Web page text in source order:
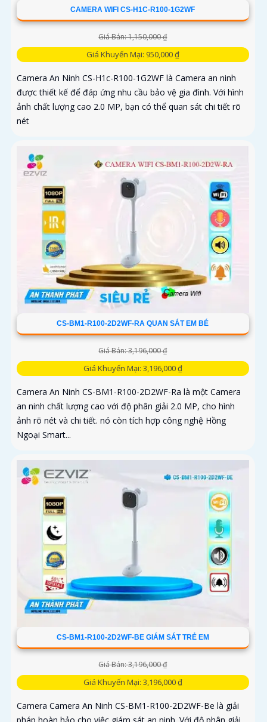
CAMERA WIFI CS-H1C-R100-1G2WF
Giá Bán: 1,150,000 ₫
Giá Khuyến Mại: 950,000 ₫
Camera An Ninh CS-H1c-R100-1G2WF là Camera an ninh
được thiết kế để đáp ứng nhu cầu bảo vệ gia đình. Với hình
ảnh chất lượng cao 2.0 MP, bạn có thể quan sát chi tiết rõ
nét
CS-BM1-R100-2D2WF-RA QUAN SÁT EM BÉ
Giá Bán: 3,196,000 ₫
Giá Khuyến Mại: 3,196,000 ₫
Camera An Ninh CS-BM1-R100-2D2WF-Ra là một Camera
an ninh chất lượng cao với độ phân giải 2.0 MP, cho hình
ảnh rõ nét và chi tiết. nó còn tích hợp công nghệ Hồng
Ngoại Smart...
CS-BM1-R100-2D2WF-BE GIÁM SÁT TRẺ EM
Giá Bán: 3,196,000 ₫
Giá Khuyến Mại: 3,196,000 ₫
Camera Camera An Ninh CS-BM1-R100-2D2WF-Be là giải